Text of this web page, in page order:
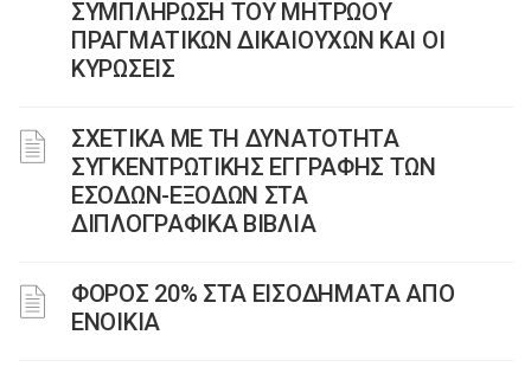
ΣΥΜΠΛΗΡΩΣΗ ΤΟΥ ΜΗΤΡΩΟΥ
ΠΡΑΓΜΑΤΙΚΩΝ ΔΙΚΑΙΟΥΧΩΝ ΚΑΙ ΟΙ
ΚΥΡΩΣΕΙΣ
ΣΧΕΤΙΚΑ ΜΕ ΤΗ ΔΥΝΑΤΟΤΗΤΑ
ΣΥΓΚΕΝΤΡΩΤΙΚΗΣ ΕΓΓΡΑΦΗΣ ΤΩΝ
ΕΣΟΔΩΝ-ΕΞΟΔΩΝ ΣΤΑ
ΔΙΠΛΟΓΡΑΦΙΚΑ ΒΙΒΛΙΑ
ΦΟΡΟΣ 20% ΣΤΑ ΕΙΣΟΔΗΜΑΤΑ ΑΠΟ
ΕΝΟΙΚΙΑ